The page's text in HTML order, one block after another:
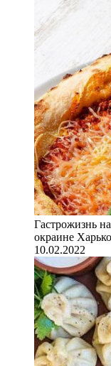
Гастрожизнь
окраине
10.02.2022